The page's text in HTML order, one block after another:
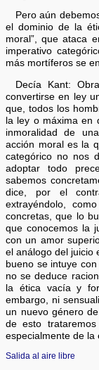
Pero aún
el dominio de la
moral”, que ataca
imperativo
más mortíferos se
Decía Kant:
convertirse en ley
que, todos los
la ley o máxima en
inmoralidad de
acción moral es la
categórico no nos
adoptar todo
sabemos
dice, por el
extrayéndolo,
concretas, que lo
que conocemos la
con un amor
el análogo del juicio
bueno se intuye
no se deduce
la ética vacía y
embargo, ni
un nuevo género
de esto
especialmente de la
Salida al aire libre